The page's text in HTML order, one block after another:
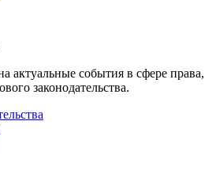
актуальные события в сфере права,
законодательства.